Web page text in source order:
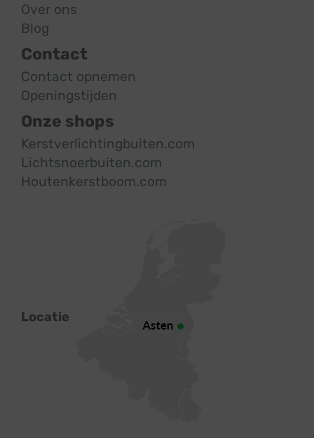
Over ons
Blog
Contact
Contact opnemen
Openingstijden
Onze shops
Kerstverlichtingbuiten.com
Lichtsnoerbuiten.com
Houtenkerstboom.com
Locatie